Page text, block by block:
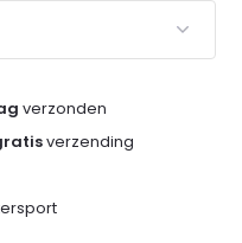
verzonden
verzending